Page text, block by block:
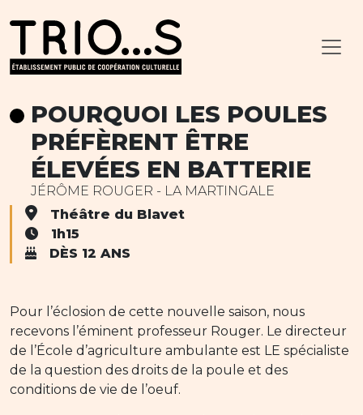
POURQUOI LES POULES
PRÉFÈRENT ÊTRE
ÉLEVÉES EN BATTERIE
JÉRÔME ROUGER - LA MARTINGALE
Théâtre du Blavet
1h15
DÈS 12 ANS
Pour l’éclosion de cette nouvelle saison, nous
recevons l’éminent professeur Rouger. Le directeur
de l’École d’agriculture ambulante est LE spécialiste
de la question des droits de la poule et des
conditions de vie de l’oeuf.